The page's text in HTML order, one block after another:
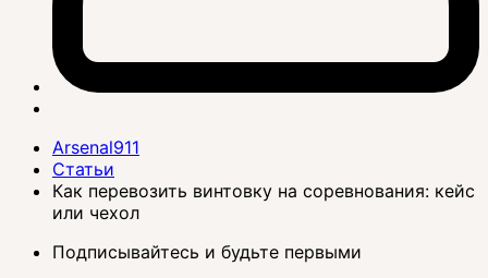
Arsenal911
Статьи
Как перевозить винтовку на соревнования: кейс
или чехол
Подписывайтесь и будьте первыми